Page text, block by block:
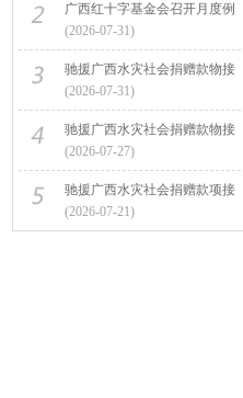
广西红十字基金会召开月度例
(2026-07-31)
驰援广西水灾社会捐赠款物接
(2026-07-31)
驰援广西水灾社会捐赠款物接
(2026-07-27)
驰援广西水灾社会捐赠款项接
(2026-07-21)